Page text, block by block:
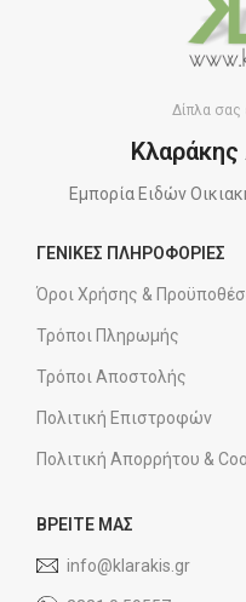
Δίπλα σας
Εμπορία Ειδών
ΓΕΝΙΚΕΣ ΠΛΗΡΟΦΟΡΙΕΣ
Όροι Χρήσης &
Τρόποι Πληρωμής
Τρόποι Αποστολής
Πολιτική Επιστροφών
Πολιτική Απορρήτου &
ΒΡΕΙΤΕ ΜΑΣ
info@klarakis.gr